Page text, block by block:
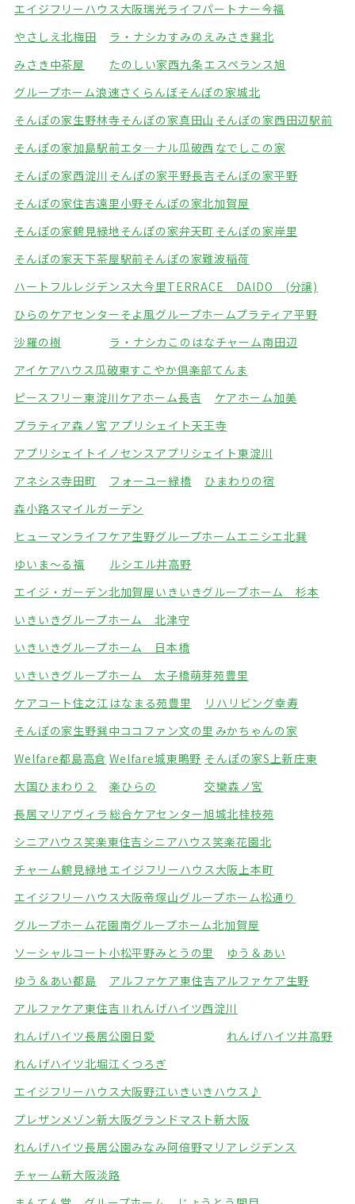
エイジフリーハウス大阪瑞光ライフパートナー今福
やさしえ北梅田
ラ・ナシカすみのえみさき巽北
みさき中茶屋
たのしい家西九条エスペランス旭
グループホーム浪速さくらんぼそんぽの家城北
そんぽの家生野林寺そんぽの家真田山 そんぽの家西田辺駅前
そんぽの家加島駅前エタ―ナル瓜破西 なでしこの家
そんぽの家西淀川 そんぽの家平野長吉そんぽの家平野
そんぽの家住吉遠里小野そんぽの家北加賀屋
そんぽの家鶴見緑地そんぽの家弁天町 そんぽの家岸里
そんぽの家天下茶屋駅前そんぽの家難波稲荷
ハートフルレジデンス大今里 TERRACE DAIDO (分譲)
ひらのケアセンターそよ風グループホームプラティア平野
沙羅の樹
ラ・ナシカこのはなチャーム南田辺
アイケアハウス瓜破東すこやか倶楽部てんま
ピースフリー東淀川 ケアホーム長吉
ケアホーム加美
プラティア森ノ宮 アプリシェイト天王寺
アプリシェイトイノセンスアプリシェイト東淀川
アネシス寺田町
フォーユー緑橋
ひまわりの宿
森小路スマイルガーデン
ヒューマンライフケア生野グループホームエニシエ北巽
ゆいま～る福
ルシエル井高野
エイジ・ガーデン北加賀屋いきいきグループホーム 杉本
いきいきグループホーム 北津守
いきいきグループホーム 日本橋
いきいきグループホーム 太子橋萌芽苑豊里
ケアコート住之江 はなまる苑豊里
リハリビング幸寿
そんぽの家生野巽中ココファン文の里 みかちゃんの家
Welfare都島高倉 Welfare城東鴫野 そんぽの家S上新庄東
大国ひまわり２
楽ひらの
交欒森ノ宮
長居マリアヴィラ 総合ケアセンター旭城北桂枝苑
シニアハウス笑楽東住吉シニアハウス笑楽花園北
チャーム鶴見緑地エイジフリーハウス大阪上本町
エイジフリーハウス大阪帝塚山グループホーム松通り
グループホーム花園南グループホーム北加賀屋
ソーシャルコート小松平野みとうの里
ゆう＆あい
ゆう＆あい都島
アルファケア東住吉アルファケア生野
アルファケア東住吉Ⅱ れんげハイツ西淀川
れんげハイツ長居公園日愛
れんげハイツ井高野
れんげハイツ北堀江 くつろぎ
エイジフリーハウス大阪野江いきいきハウス♪
プレザンメゾン新大阪グランドマスト新大阪
れんげハイツ長居公園みなみ阿倍野マリアレジデンス
チャーム新大阪淡路